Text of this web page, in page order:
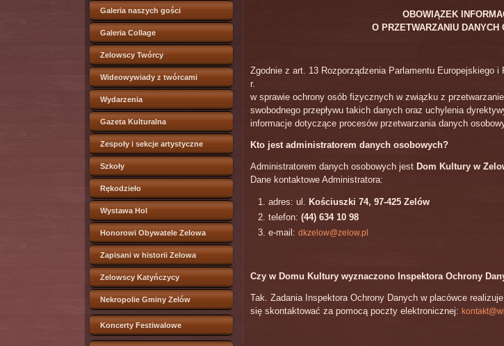
Galeria naszych gości
Galeria Collage
Zelowscy Twórcy
Wideowywiady z twórcami
Wydarzenia
Gazeta Kulturalna
Zespoły i sekcje artystyczne
Szkoły
Rękodzieło
Wystawa Hol
Honorowi Obywatele Zelowa
Zapisani w historii Zelowa
Zelowscy Katyńczycy
Nekropolie Gminy Zelów
Koncerty Festiwalowe
OBOWIĄZEK
O PRZETWARZANIU DANYCH
Zgodnie z art. 13 Rozporządzenia Parlamentu Europejskiego
r.
w sprawie ochrony osób fizycznych w związku z
swobodnego przepływu takich danych oraz uchylenia
informacje dotyczące procesów przetwarzania danych
Kto jest administratorem danych osobowych?
Administratorem danych osobowych jest Dom Kultury w
Dane kontaktowe Administratora:
adres: ul. Kościuszki 74, 97-425 Zelów
telefon: (44) 634 10 98
e-mail: dkzelow@zelow.pl
Czy w Domu Kultury wyznaczono Inspektora Ochrony
Tak. Zadania Inspektora Ochrony Danych w placówce
się skontaktować za pomocą poczty elektronicznej: